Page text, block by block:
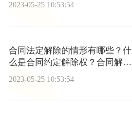
2023-05-25 10:53:54
合同法定解除的情形有哪些？什
么是合同约定解除权？合同解除
2023-05-25 10:53:54